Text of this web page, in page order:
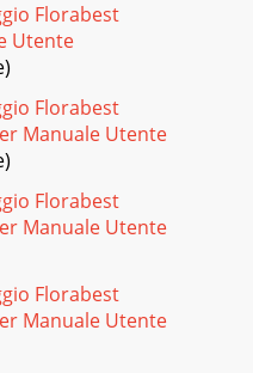
Florabest
Utente
Florabest
Manuale Utente
Florabest
Manuale Utente
Florabest
Manuale Utente